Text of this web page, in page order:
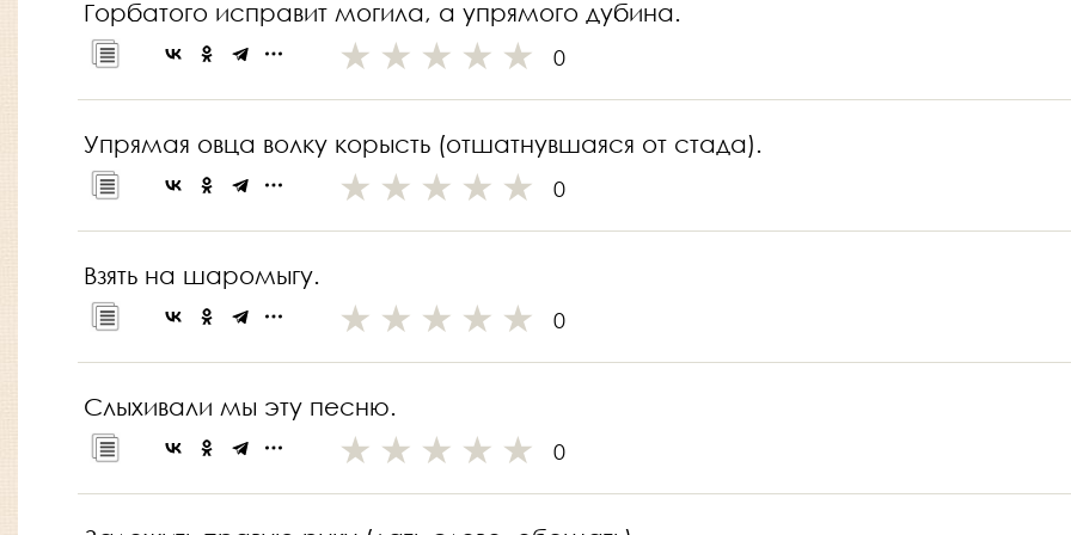
Горбатого исправит могила, а упрямого дубина.
0
Упрямая овца волку корысть (отшатнувшаяся от стада).
0
Взять на шаромыгу.
0
Слыхивали мы эту песню.
0